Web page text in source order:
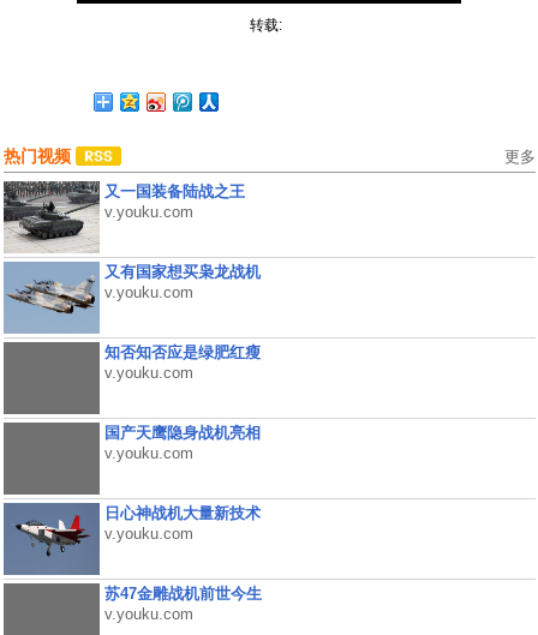
转载:
热门视频 更多
又一国装备陆战之王
v.youku.com
又有国家想买枭龙战机
v.youku.com
知否知否应是绿肥红瘦
v.youku.com
国产天鹰隐身战机亮相
v.youku.com
日心神战机大量新技术
v.youku.com
苏47金雕战机前世今生
v.youku.com